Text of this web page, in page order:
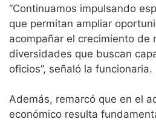
“Continuamos impulsando
que permitan ampliar
acompañar el crecimiento de
diversidades que buscan
oficios”, señaló la funcionaria.
Además, remarcó que en el
económico resulta